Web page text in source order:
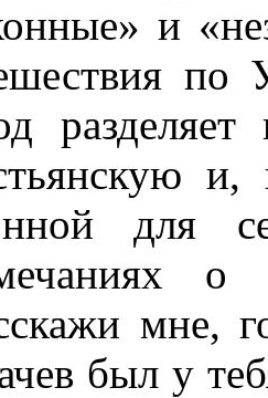
и
по
и,
для
мне,
был у